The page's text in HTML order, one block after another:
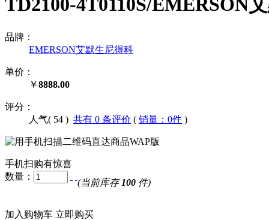
品牌：
EMERSON艾默生尼得科
单价：
￥8888.00
评分：
人气( 54 ) 共有 0 条评价 ( 销量：0件 )
手机扫购有惊喜
数量：
(当前库存 100 件)
加入购物车 立即购买